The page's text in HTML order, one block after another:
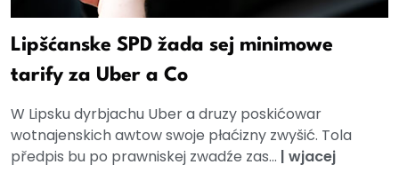
Lipšćanske SPD žada sej minimowe
tarify za Uber a Co
W Lipsku dyrbjachu Uber a druzy poskićowar
wotnajenskich awtow swoje płaćizny zwyšić. Tola
předpis bu po prawniskej zwadźe zas... | wjacej